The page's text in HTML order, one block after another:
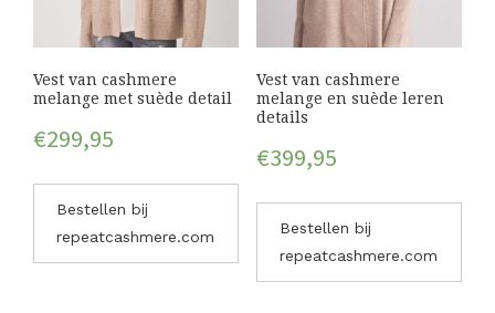
Vest van cashmere
melange met suède detail
€299,95
Bestellen bij
repeatcashmere.com
Vest van cashmere
melange en suède leren
details
€399,95
Bestellen bij
repeatcashmere.com